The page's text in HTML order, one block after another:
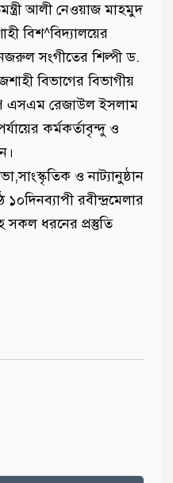
আলী নেওয়াজ মাহমুদ
বিশ^বিদ্যালয়ের
সংগীতের শিল্পী ড.
বিভাগের বিভাগীয়
এসএম রেজাউল ইসলাম
কর্মকর্তাবৃন্দু ও
ও নাট্যানুষ্ঠান
রবীন্দ্রমেলার
সকল ধরনের প্রস্তুতি